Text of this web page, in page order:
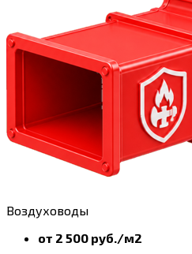
Воздуховоды
от 2 500 руб./м2